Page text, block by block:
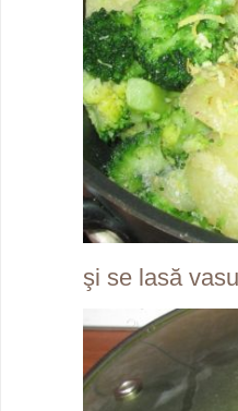
şi se lasă